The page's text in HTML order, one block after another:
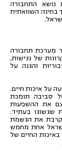
התחבורה
השוואתית
מערכת תחבורה
של נגישות,
והגנה על
על איכות חיים.
סביבה תומכת
את ההשפעות
שגשוגו בעתיד.
את הגשמת
של ישראל אחת מחמש
החיים של